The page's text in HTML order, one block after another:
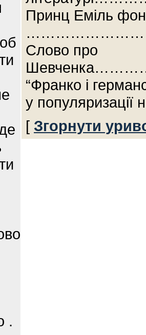
.
Принц Еміль
Cлово про
“Франко і
у популяризації
[ Згорнути